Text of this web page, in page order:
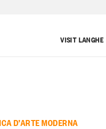
VISIT LANGHE
D’ARTE MODERNA